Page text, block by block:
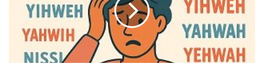
Cap.